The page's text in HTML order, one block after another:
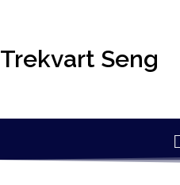
Trekvart Seng